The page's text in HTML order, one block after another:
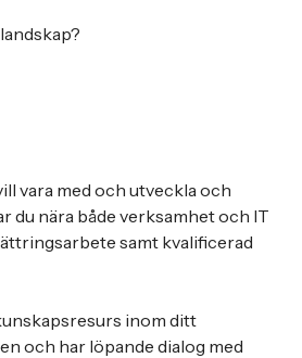
vara med och utveckla och
du nära både verksamhet och IT
samt kvalificerad
inom ditt
och har löpande dialog med